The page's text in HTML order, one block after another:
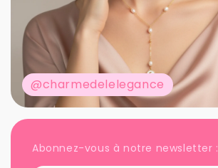
Abonnez-vous à notre newsletter :
@charmedelelegance